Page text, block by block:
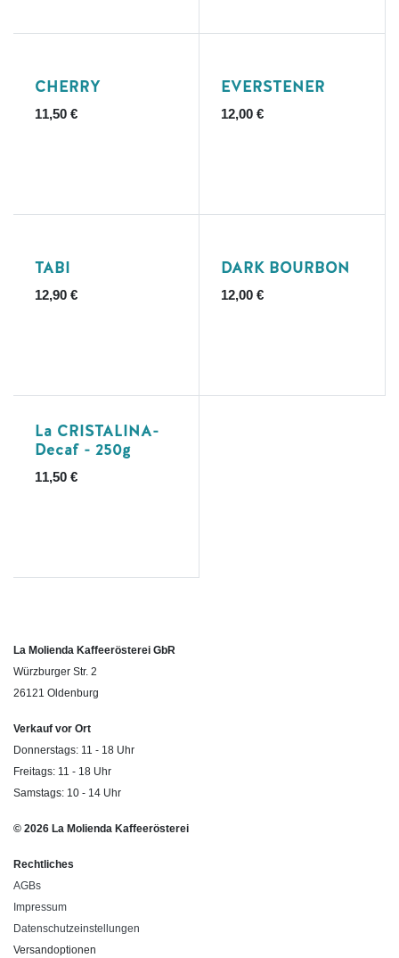
CHERRY
11,50 €
EVERSTENER
12,00€
Ausverkauft
TABI
12,90 €
DARK BOURBON
12,00€
La CRISTALINA-
Decaf - 250g
11,50 €
La Molienda Kaffeerösterei GbR
Würzburger Str. 2
26121 Oldenburg
Verkauf vor Ort
Donnerstags: 11 - 18 Uhr
Freitags: 11 - 18 Uhr
Samstags: 10 - 14 Uhr
© 2026 La Molienda Kaffeerösterei
Rechtliches
AGBs
Impressum
Datenschutzeinstellungen
Versandoptionen